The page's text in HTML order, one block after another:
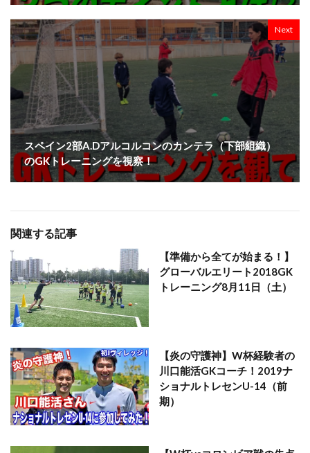
Next
スペイン2部A.Dアルコルコンのカンテラ（下部組織）
のGKトレーニングを視察！
関連する記事
【準備から全てが始まる！】
グローバルエリート2018GK
トレーニング8月11日（土）
【炎の守護神】W杯経験者の
川口能活GKコーチ！2019ナ
ショナルトレセンU-14（前
期）